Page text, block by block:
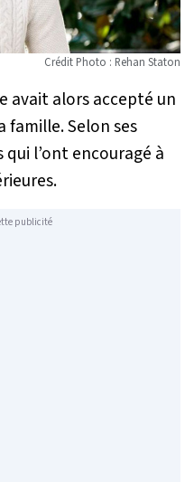
Crédit Photo : Rehan Staton
avait alors accepté un
famille. Selon ses
l’ont encouragé à
publicité